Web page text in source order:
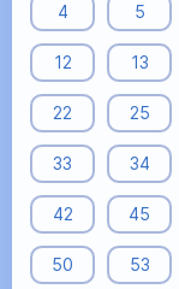
4 5
12 13
22 25
33 34
42 45
50 53